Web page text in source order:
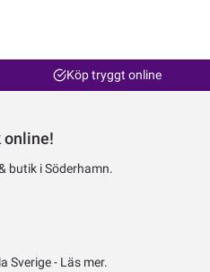
Köp tryggt online
online!
butik i Söderhamn.
Sverige - Läs mer.